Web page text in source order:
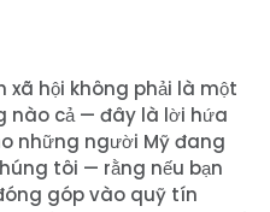
xã hội không phải là một
nào cả — đây là lời hứa
những người Mỹ đang
tôi — rằng nếu bạn
góp vào quỹ tín